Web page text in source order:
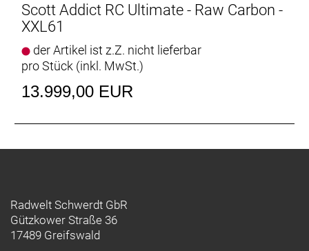
Scott Addict RC Ultimate - Raw Carbon -
XXL61
der Artikel ist z.Z. nicht lieferbar
pro Stück (inkl. MwSt.)
13.999,00 EUR
Radwelt Schwerdt GbR
Gützkower Straße 36
17489 Greifswald